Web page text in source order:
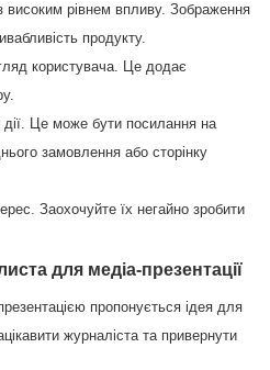
високим рівнем впливу. Зображення
продукту.
користувача. Це додає
дії. Це може бути посилання на
замовлення або сторінку
Заохочуйте їх негайно зробити
для медіа-презентації
пропонується ідея для
журналіста та привернути